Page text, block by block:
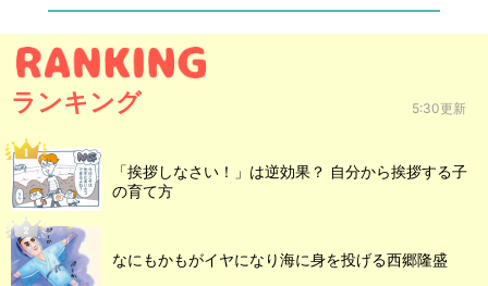
ランキング 5:30更新
「挨拶しなさい！」は逆効果？ 自分から挨拶する子
の育て方
なにもかもがイヤになり海に身を投げる西郷隆盛